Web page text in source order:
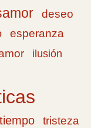
deseo
esperanza
ilusión
tiempo tristeza